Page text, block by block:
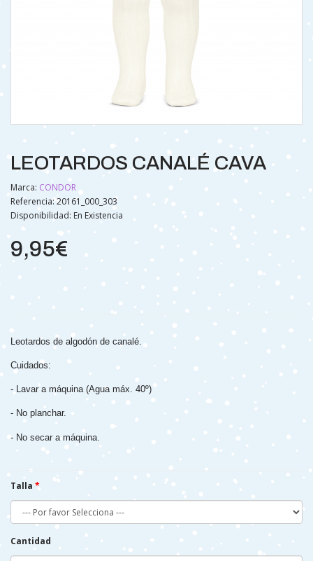
LEOTARDOS CANALÉ CAVA
Marca: CONDOR
Referencia: 20161_000_303
Disponibilidad: En Existencia
9,95€
Leotardos de algodón de canalé.
Cuidados:
- Lavar a máquina (Agua máx. 40º)
- No planchar.
- No secar a máquina.
Talla
Cantidad